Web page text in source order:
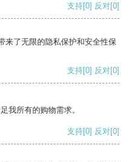
支持[0] 反对[0]
来了无限的隐私保护和安全性保
支持[0] 反对[0]
我所有的购物需求。
支持[0] 反对[0]